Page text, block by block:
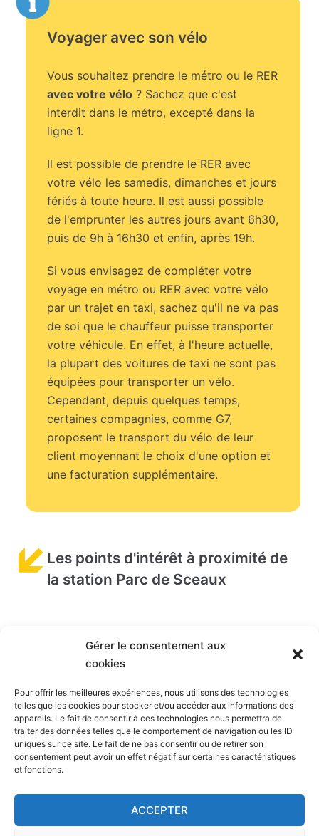
Gérer le consentement aux
cookies
Pour offrir les meilleures expériences, nous utilisons des technologies
telles que les cookies pour stocker et/ou accéder aux informations des
appareils. Le fait de consentir à ces technologies nous permettra de
traiter des données telles que le comportement de navigation ou les ID
uniques sur ce site. Le fait de ne pas consentir ou de retirer son
consentement peut avoir un effet négatif sur certaines caractéristiques
et fonctions.
ACCEPTER
Voyager avec son vélo
Vous souhaitez prendre le métro ou le RER
avec votre vélo ? Sachez que c'est
interdit dans le métro, excepté dans la
ligne 1.
Il est possible de prendre le RER avec
votre vélo les samedis, dimanches et jours
fériés à toute heure. Il est aussi possible
de l'emprunter les autres jours avant 6h30,
puis de 9h à 16h30 et enfin, après 19h.
Si vous envisagez de compléter votre
voyage en métro ou RER avec votre vélo
par un trajet en taxi, sachez qu'il ne va pas
de soi que le chauffeur puisse transporter
votre véhicule. En effet, à l'heure actuelle,
la plupart des voitures de taxi ne sont pas
équipées pour transporter un vélo.
Cependant, depuis quelques temps,
certaines compagnies, comme G7,
proposent le transport du vélo de leur
client moyennant le choix d'une option et
une facturation supplémentaire.
Les points d'intérêt à proximité de
la station Parc de Sceaux
points d'intêrét à proximité de la station Parc de
Sceaux. En cliquant sur les liens, vous pourrez en
savoir plus sur ces lieux en question.
Stade Sébastien Charléty(3,7 km) - Stade
Parc des expositions de la porte de Versailles
(4,2 km) - Quartier d'affaires
Salle de spectacle
(4,5 km) - Parc aquatique